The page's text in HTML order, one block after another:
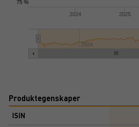
2024 2025
2024
75 %
Produktegenskaper
ISIN